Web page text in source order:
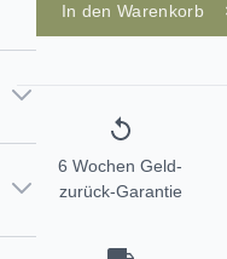
In den Warenkorb
6 Wochen Geld-
zurück-Garantie